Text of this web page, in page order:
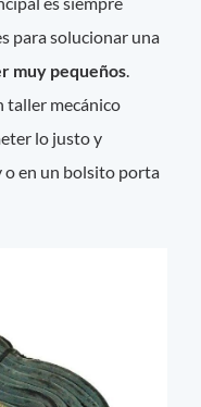
para solucionar una
muy pequeños.
taller mecánico
lo justo y
o en un bolsito porta